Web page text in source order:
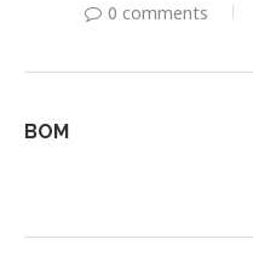
0 comments
BOM